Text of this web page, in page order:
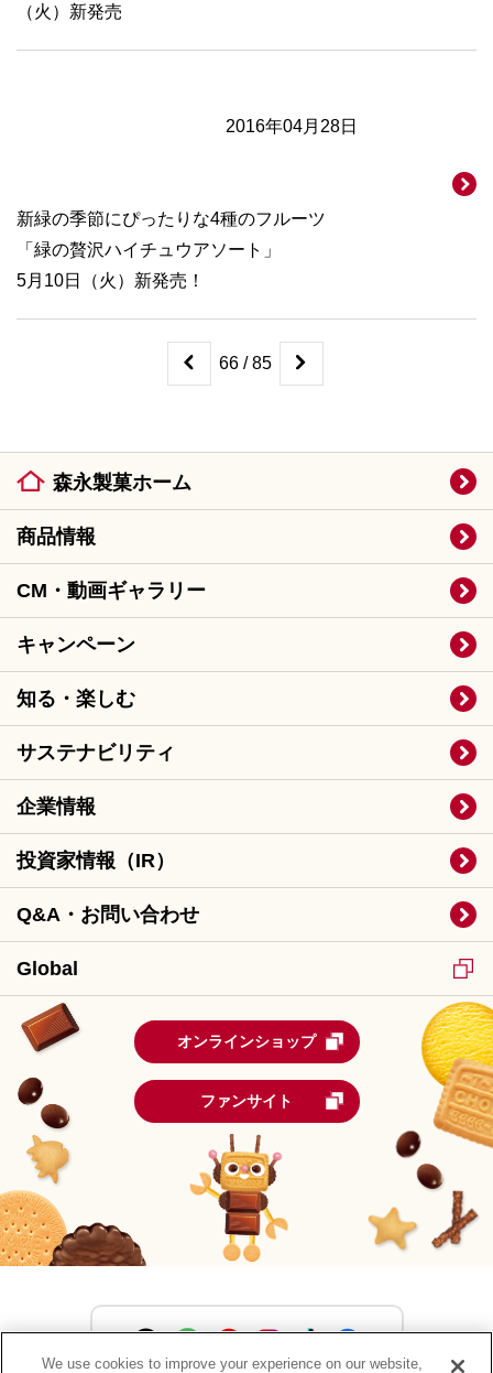
（火）新発売
2016年04月28日
新緑の季節にぴったりな4種のフルーツ
「緑の贅沢ハイチュウアソート」
5月10日（火）新発売！
66 / 85
森永製菓ホーム
商品情報
CM・動画ギャラリー
キャンペーン
知る・楽しむ
サステナビリティ
企業情報
投資家情報（IR）
Q&A・お問い合わせ
Global
オンラインショップ
ファンサイト
We use cookies to improve your experience on our website,